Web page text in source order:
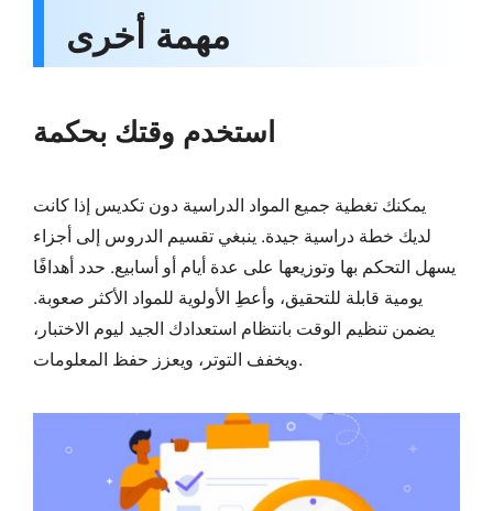
مهمة أخرى
استخدم وقتك بحكمة
يمكنك تغطية جميع المواد الدراسية دون تكديس إذا كانت
لديك خطة دراسية جيدة. ينبغي تقسيم الدروس إلى أجزاء
يسهل التحكم بها وتوزيعها على عدة أيام أو أسابيع. حدد أهدافًا
يومية قابلة للتحقيق، وأعطِ الأولوية للمواد الأكثر صعوبة.
يضمن تنظيم الوقت بانتظام استعدادك الجيد ليوم الاختبار،
ويخفف التوتر، ويعزز حفظ المعلومات.